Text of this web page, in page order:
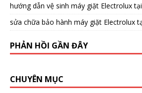
hướng dẫn vệ sinh máy giặt Electrolux
sửa chữa bảo hành máy giặt Electrolux
PHẢN HỒI GẦN ĐÂY
CHUYÊN MỤC